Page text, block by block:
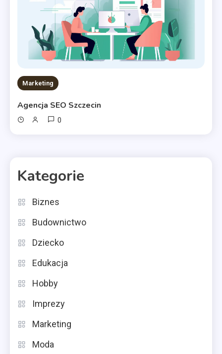
Marketing
Agencja SEO Szczecin
0
Kategorie
Biznes
Budownictwo
Dziecko
Edukacja
Hobby
Imprezy
Marketing
Moda